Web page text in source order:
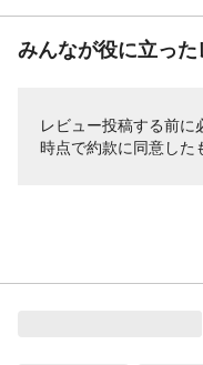
みんなが役に立った
レビュー投稿する前に
時点で約款に同意した